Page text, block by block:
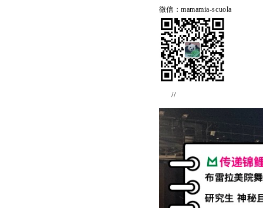
微信：mamamia-scuola
//